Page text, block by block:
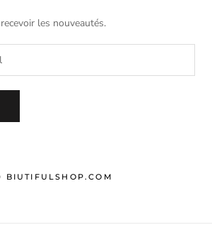
les nouveautés.
BIUTIFULSHOP.COM